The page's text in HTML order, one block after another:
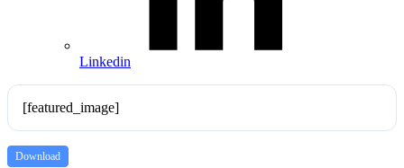
Linkedin
[featured_image]
Download